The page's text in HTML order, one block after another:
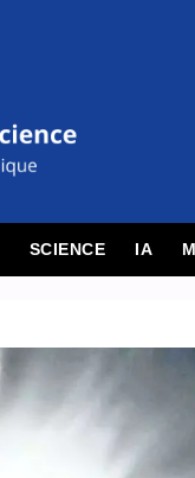
SCIENCE IA